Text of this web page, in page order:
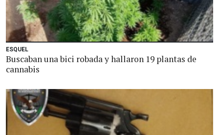
ESQUEL
Buscaban una bici robada y hallaron 19 plantas de
cannabis